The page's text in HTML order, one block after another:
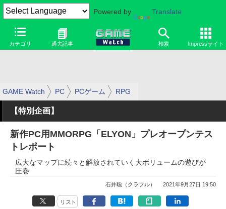
Powered by Translate
カテゴリ 過去記事 検索 Impressサイト
GAME Watch PC PCゲーム RPG
【特別企画】
新作PC用MMORPG「ELYON」プレオープンテス
トレポート
広大なマップに続々と解放されていく大ボリュームの遊びが
圧巻
石井聡（クラフル） 2021年9月27日 19:50
リスト